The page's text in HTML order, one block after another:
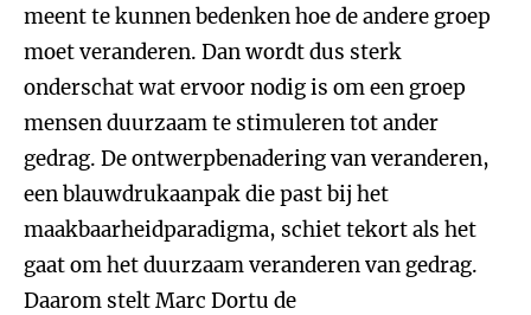
meent te kunnen bedenken hoe de andere groep
moet veranderen. Dan wordt dus sterk
onderschat wat ervoor nodig is om een groep
mensen duurzaam te stimuleren tot ander
gedrag. De ontwerpbenadering van veranderen,
een blauwdrukaanpak die past bij het
maakbaarheidparadigma, schiet tekort als het
gaat om het duurzaam veranderen van gedrag.
Daarom stelt Marc Dortu de